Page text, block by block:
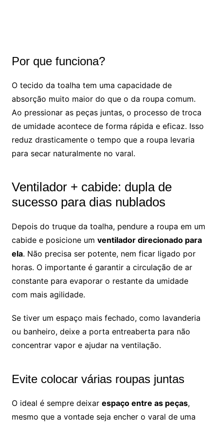
Por que funciona?
O tecido da toalha tem uma capacidade de
absorção muito maior do que o da roupa comum.
Ao pressionar as peças juntas, o processo de troca
de umidade acontece de forma rápida e eficaz. Isso
reduz drasticamente o tempo que a roupa levaria
para secar naturalmente no varal.
Ventilador + cabide: dupla de
sucesso para dias nublados
Depois do truque da toalha, pendure a roupa em um
cabide e posicione um ventilador direcionado para
ela. Não precisa ser potente, nem ficar ligado por
horas. O importante é garantir a circulação de ar
constante para evaporar o restante da umidade
com mais agilidade.
Se tiver um espaço mais fechado, como lavanderia
ou banheiro, deixe a porta entreaberta para não
concentrar vapor e ajudar na ventilação.
Evite colocar várias roupas juntas
O ideal é sempre deixar espaço entre as peças,
mesmo que a vontade seja encher o varal de uma